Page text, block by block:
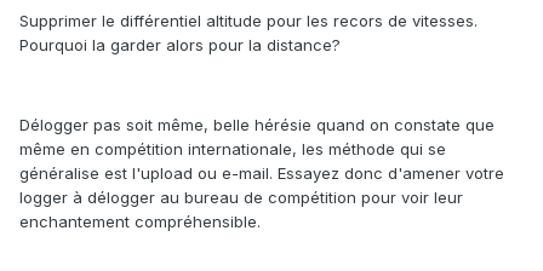
Supprimer le différentiel altitude pour les recors de vitesses.
Pourquoi la garder alors pour la distance?
Délogger pas soit même, belle hérésie quand on constate que
même en compétition internationale, les méthode qui se
généralise est l'upload ou e-mail. Essayez donc d'amener votre
logger à délogger au bureau de compétition pour voir leur
enchantement compréhensible.